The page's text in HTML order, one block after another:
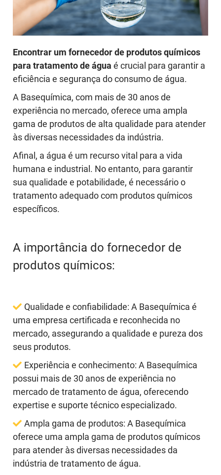
Encontrar um fornecedor de produtos químicos
para tratamento de água é crucial para garantir a
eficiência e segurança do consumo de água.
A Basequímica, com mais de 30 anos de
experiência no mercado, oferece uma ampla
gama de produtos de alta qualidade para atender
às diversas necessidades da indústria.
Afinal, a água é um recurso vital para a vida
humana e industrial. No entanto, para garantir
sua qualidade e potabilidade, é necessário o
tratamento adequado com produtos químicos
específicos.
A importância do fornecedor de
produtos químicos:
Qualidade e confiabilidade: A Basequímica é
uma empresa certificada e reconhecida no
mercado, assegurando a qualidade e pureza dos
seus produtos.
Experiência e conhecimento: A Basequímica
possui mais de 30 anos de experiência no
mercado de tratamento de água, oferecendo
expertise e suporte técnico especializado.
Ampla gama de produtos: A Basequímica
oferece uma ampla gama de produtos químicos
para atender às diversas necessidades da
indústria de tratamento de água.